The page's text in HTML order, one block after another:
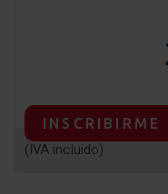
INSCRIBIRME
(IVA incluido)